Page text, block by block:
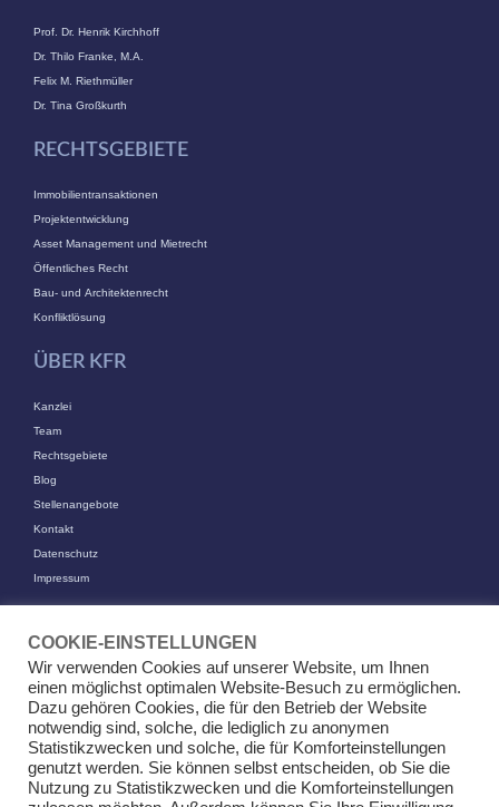
Prof. Dr. Henrik Kirchhoff
Dr. Thilo Franke, M.A.
Felix M. Riethmüller
Dr. Tina Großkurth
RECHTSGEBIETE
Immobilientransaktionen
Projektentwicklung
Asset Management und Mietrecht
Öffentliches Recht
Bau- und Architektenrecht
Konfliktlösung
ÜBER KFR
Kanzlei
Team
Rechtsgebiete
Blog
Stellenangebote
Kontakt
Datenschutz
Impressum
KFR Kirchhoff Franke Riethmüller Partnerschaft von Rechtsanwälten
mbB
Am Kaiserkai 69
20457 Hamburg
Tel+49 (0)40 524 77 00 30
Fax +49 (0)40 524 77 00 31
COOKIE-EINSTELLUNGEN
Wir verwenden Cookies auf unserer Website, um Ihnen
einen möglichst optimalen Website-Besuch zu ermöglichen.
Dazu gehören Cookies, die für den Betrieb der Website
notwendig sind, solche, die lediglich zu anonymen
Statistikzwecken und solche, die für Komforteinstellungen
genutzt werden. Sie können selbst entscheiden, ob Sie die
Nutzung zu Statistikzwecken und die Komforteinstellungen